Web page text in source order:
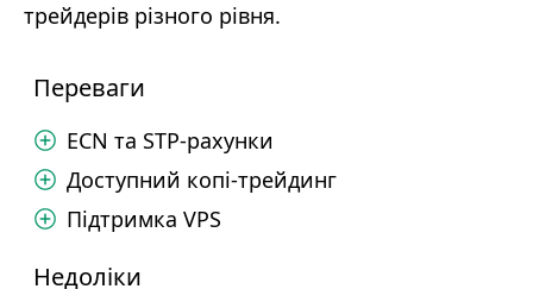
трейдерів різного рівня.
Переваги
ECN та STP-рахунки
Доступний копі-трейдинг
Підтримка VPS
Недоліки